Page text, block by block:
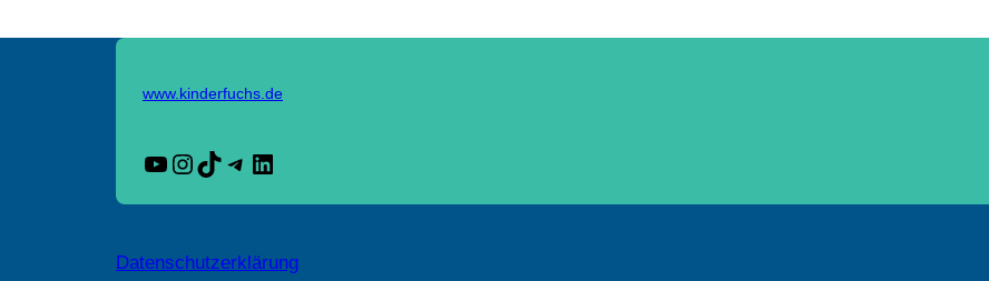
www.kinderfuchs.de
YouTube
Instagram
TikTok
Telegram
LinkedIn
Datenschutzerklärung